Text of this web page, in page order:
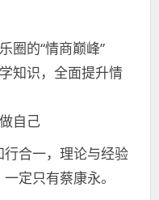
圈的“情商巅峰”
知识，全面提升情
自己
合一，理论与经验
定只有蔡康永。